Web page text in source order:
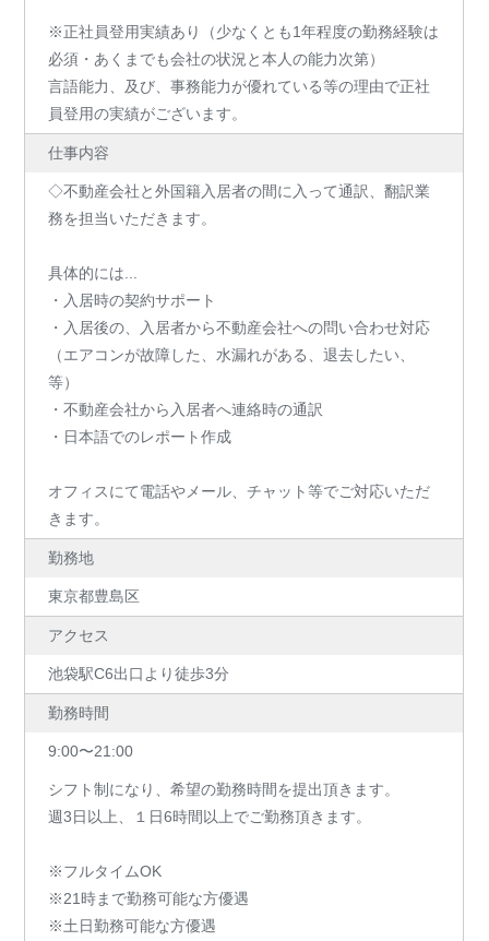
※正社員登用実績あり（少なくとも1年程度の勤務経験は
必須・あくまでも会社の状況と本人の能力次第）
言語能力、及び、事務能力が優れている等の理由で正社
員登用の実績がございます。
仕事内容
◇不動産会社と外国籍入居者の間に入って通訳、翻訳業
務を担当いただきます。
具体的には...
・入居時の契約サポート
・入居後の、入居者から不動産会社への問い合わせ対応
（エアコンが故障した、水漏れがある、退去したい、
等）
・不動産会社から入居者へ連絡時の通訳
・日本語でのレポート作成
オフィスにて電話やメール、チャット等でご対応いただ
きます。
勤務地
東京都豊島区
アクセス
池袋駅C6出口より徒歩3分
勤務時間
9:00〜21:00
シフト制になり、希望の勤務時間を提出頂きます。
週3日以上、１日6時間以上でご勤務頂きます。
※フルタイムOK
※21時まで勤務可能な方優遇
※土日勤務可能な方優遇